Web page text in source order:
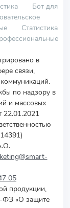
Бот для
Статистика
в
связи,
по надзору в
и массовых
05
продукции,
ФЗ «О защите